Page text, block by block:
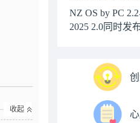
收起
NZ OS by PC
2025 2.0同时发布